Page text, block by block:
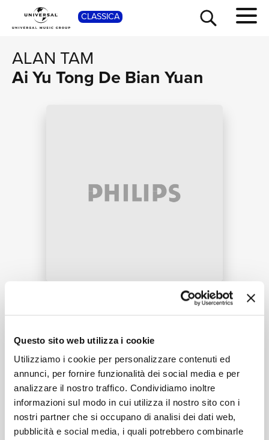
Questo sito web utilizza i cookie
Utilizziamo i cookie per personalizzare contenuti ed
annunci, per fornire funzionalità dei social media e per
analizzare il nostro traffico. Condividiamo inoltre
informazioni sul modo in cui utilizza il nostro sito con i
nostri partner che si occupano di analisi dei dati web,
pubblicità e social media, i quali potrebbero combinarle
CLASSICA
ALAN TAM
Ai Yu Tong De Bian Yuan
Ai Yu Tong De Bian Yuan(Live)
04:10
Alan Tam
Formati disponibili:
SHOP
TOUR
NEWS
RICERCA
CHI SIAMO
CONTATTI